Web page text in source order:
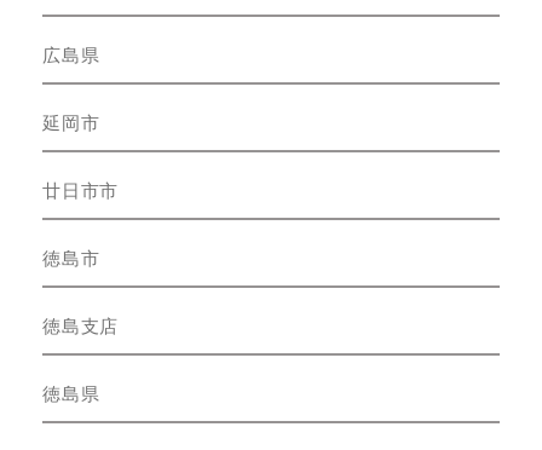
広島県
延岡市
廿日市市
徳島市
徳島支店
徳島県